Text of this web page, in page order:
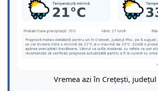
Vremea azi în Crețești,